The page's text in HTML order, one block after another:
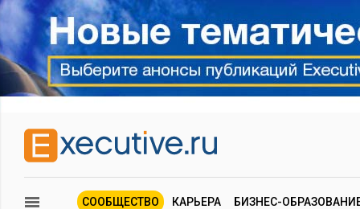
СООБЩЕСТВО КАРЬЕРА БИЗНЕС-